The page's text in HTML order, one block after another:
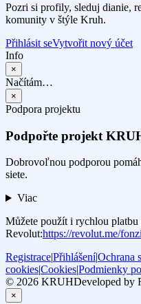
Pozri si profily, sleduj dianie,
komunity v štýle Kruh.
Přihlásit seVytvořit nový účet
Info
×
Načítám…
×
Podpora projektu
Podpořte projekt
Dobrovoľnou podporou
siete.
Viac
Můžete použít i rychlou platbu
Revolut:https://revolut.me/
Registrace|Přihlášení|Ochrana
cookies|Cookies|Podmienky
© 2026 KRUHDeveloped by
×